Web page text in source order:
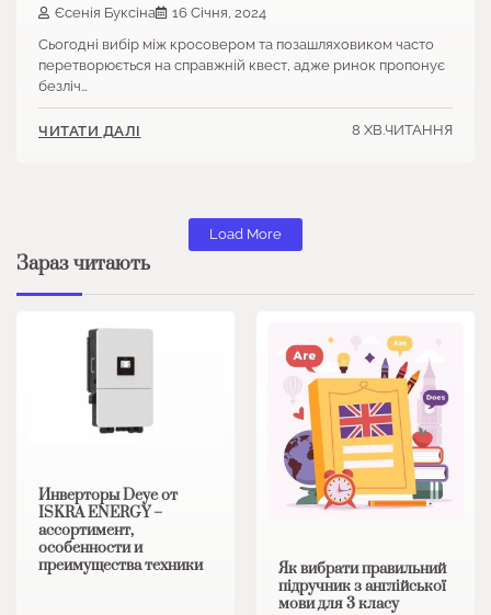
Єсенія Буксіна
16 Січня, 2024
Сьогодні вибір між кросовером та позашляховиком часто
перетворюється на справжній квест, адже ринок пропонує
безліч…
ЧИТАТИ ДАЛІ 8 ХВ.ЧИТАННЯ
Load More
Зараз читають
Инверторы Deye от
ISKRA ENERGY –
ассортимент,
особенности и
преимущества техники
Як вибрати правильний
підручник з англійської
мови для 3 класу